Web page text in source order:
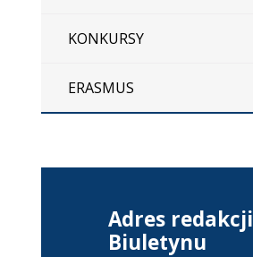
KONKURSY
ERASMUS
Adres redakcji
Biuletynu